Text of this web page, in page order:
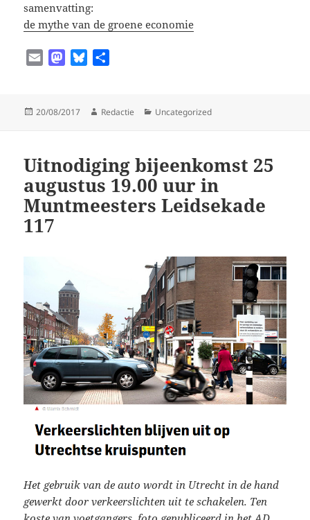
samenvatting:
de mythe van de groene economie
i
M
t
n
e
y
e
Geplaatst
20/08/2017 Auteur
Redactie Categorieën
Uncategorized
Uitnodiging bijeenkomst 25
augustus 19.00 uur in
Muntmeesters Leidsekade
117
Het gebruik van de auto wordt in Utrecht in de hand
gewerkt door verkeerslichten uit te schakelen. Ten